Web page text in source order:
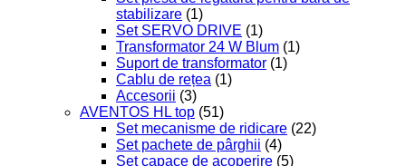
stabilizare (1)
Set SERVO DRIVE (1)
Transformator 24 W Blum (1)
Suport de transformator (1)
Cablu de rețea (1)
Accesorii (3)
AVENTOS HL top (51)
Set mecanisme de ridicare (22)
Set pachete de pârghii (4)
Set capace de acoperire (5)